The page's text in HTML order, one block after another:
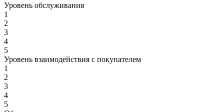
Уровень обслуживания
1
2
3
4
5
Уровень взаимодействия с покупателем
1
2
3
4
5